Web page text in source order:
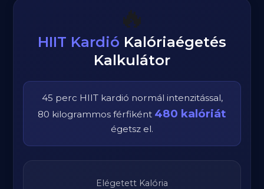
🔥
HIIT Kardió Kalóriaégetés
Kalkulátor
45 perc HIIT kardió normál intenzitással,
80 kilogrammos férfiként 480 kalóriát
égetsz el.
Elégetett Kalória